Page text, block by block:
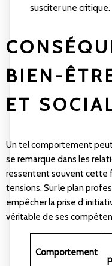
susciter une critique.
BIEN-
ET
Un tel comportement
se remarque dans les
ressentent souvent cette
tensions. Sur le plan
empêcher la prise
véritable de ses
Comportement